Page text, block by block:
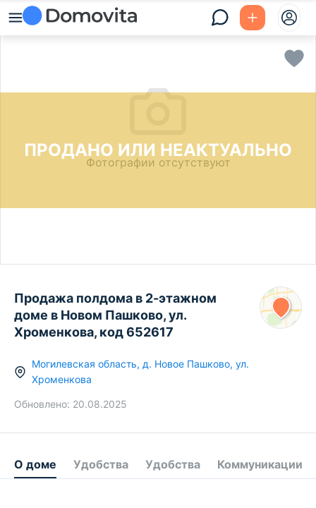
ПРОДАНО ИЛИ НЕАКТУАЛЬНО
Фотографии отсутствуют
Продажа полдома в 2-этажном
доме в Новом Пашково, ул.
Хроменкова, код 652617
Могилевская область, д. Новое Пашково, ул.
Хроменкова
Обновлено: 20.08.2025
О доме Удобства Удобства Коммуникации